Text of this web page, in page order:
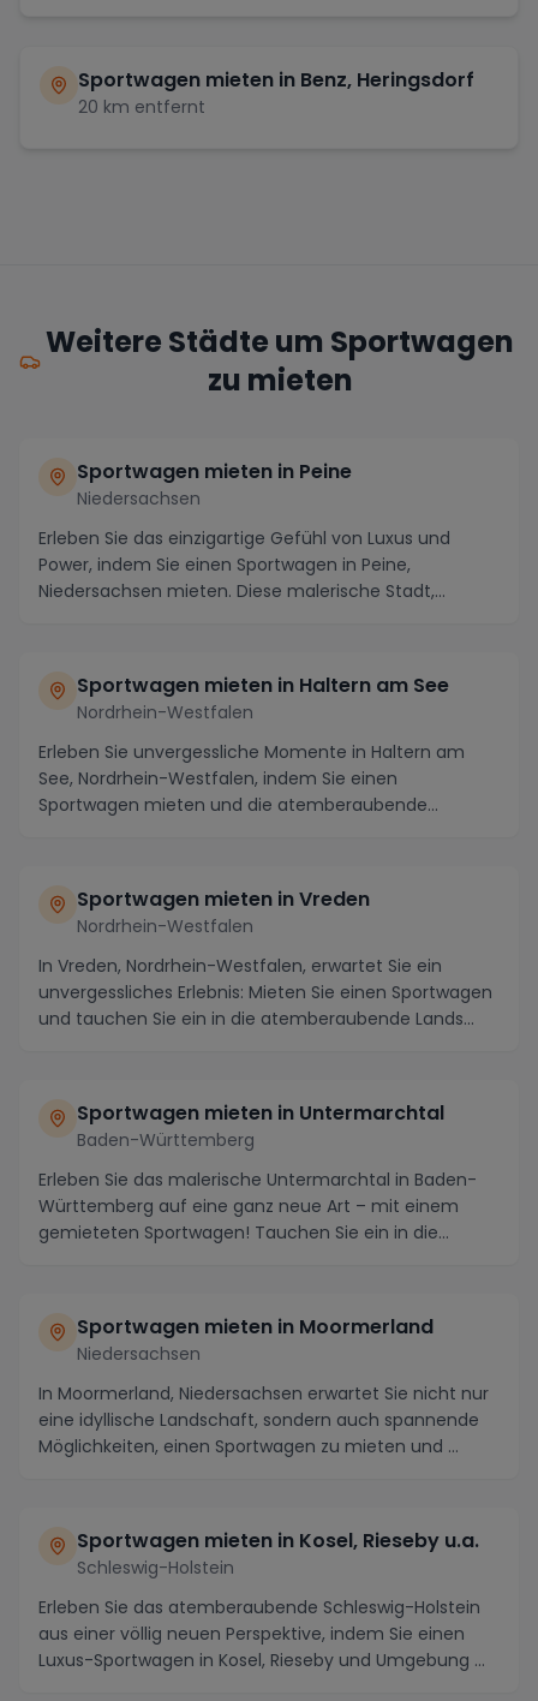
Sportwagen mieten in Benz, Heringsdorf
20 km entfernt
Weitere Städte um Sportwagen
zu mieten
Sportwagen mieten in Peine
Niedersachsen
Erleben Sie das einzigartige Gefühl von Luxus und
Power, indem Sie einen Sportwagen in Peine,
Niedersachsen mieten. Diese malerische Stadt,
Sportwagen mieten in Haltern am See
Nordrhein-Westfalen
Erleben Sie unvergessliche Momente in Haltern am
See, Nordrhein-Westfalen, indem Sie einen
Sportwagen mieten und die atemberaubende
Sportwagen mieten in Vreden
Nordrhein-Westfalen
In Vreden, Nordrhein-Westfalen, erwartet Sie ein
unvergessliches Erlebnis: Mieten Sie einen Sportwagen
und tauchen Sie ein in die atemberaubende Lands...
Sportwagen mieten in Untermarchtal
Baden-Württemberg
Erleben Sie das malerische Untermarchtal in Baden-
Württemberg auf eine ganz neue Art – mit einem
gemieteten Sportwagen! Tauchen Sie ein in die
Sportwagen mieten in Moormerland
Niedersachsen
In Moormerland, Niedersachsen erwartet Sie nicht nur
eine idyllische Landschaft, sondern auch spannende
Möglichkeiten, einen Sportwagen zu mieten und ...
Sportwagen mieten in Kosel, Rieseby u.a.
Schleswig-Holstein
Erleben Sie das atemberaubende Schleswig-Holstein
aus einer völlig neuen Perspektive, indem Sie einen
Luxus-Sportwagen in Kosel, Rieseby und Umgebung ...